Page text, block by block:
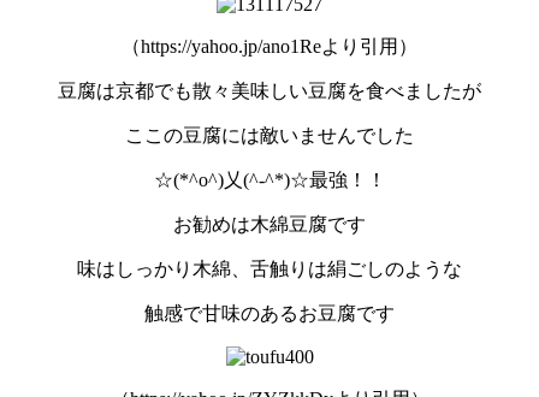
（https://yahoo.jp/ano1Reより引用）
豆腐は京都でも散々美味しい豆腐を食べましたが
ここの豆腐には敵いませんでした
☆(*^o^)乂(^-^*)☆最強！！
お勧めは木綿豆腐です
味はしっかり木綿、舌触りは絹ごしのような
触感で甘味のあるお豆腐です